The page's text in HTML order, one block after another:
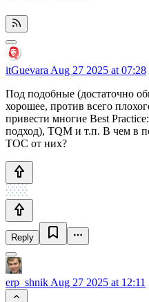
itGuevara Aug 27 2025 at 07:28
Под подобные (достаточно
хорошее, против всего
привести многие Best
подход), TQM и т.п. В чем в
ТОС от них?
Reply
erp_shnik Aug 27 2025 at 12:11